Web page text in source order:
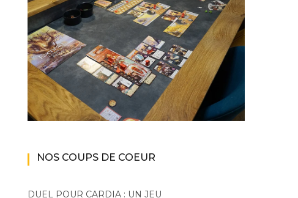
NOS COUPS DE COEUR
DUEL POUR CARDIA : UN JEU